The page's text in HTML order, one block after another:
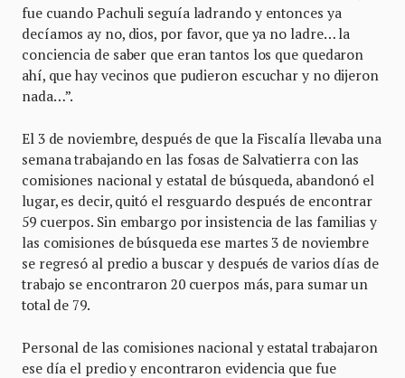
fue cuando Pachuli seguía ladrando y entonces ya
decíamos ay no, dios, por favor, que ya no ladre… la
conciencia de saber que eran tantos los que quedaron
ahí, que hay vecinos que pudieron escuchar y no dijeron
nada…”.
El 3 de noviembre, después de que la Fiscalía llevaba una
semana trabajando en las fosas de Salvatierra con las
comisiones nacional y estatal de búsqueda, abandonó el
lugar, es decir, quitó el resguardo después de encontrar
59 cuerpos. Sin embargo por insistencia de las familias y
las comisiones de búsqueda ese martes 3 de noviembre
se regresó al predio a buscar y después de varios días de
trabajo se encontraron 20 cuerpos más, para sumar un
total de 79.
Personal de las comisiones nacional y estatal trabajaron
ese día el predio y encontraron evidencia que fue